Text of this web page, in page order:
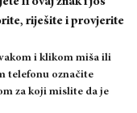
riješite i provjerite
i klikom miša ili
telefonu označite
za koji mislite da je